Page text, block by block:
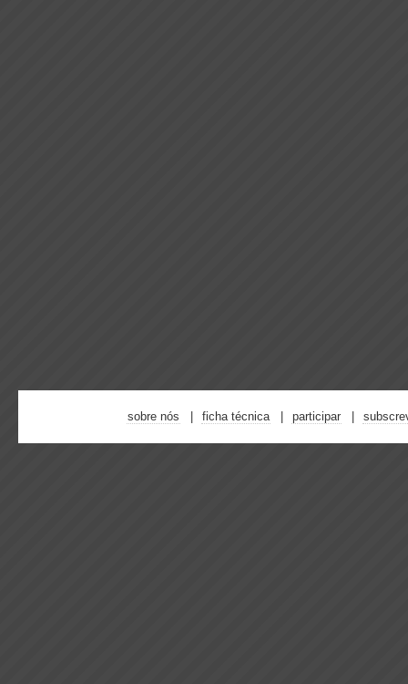
sobre nós ficha técnica participar